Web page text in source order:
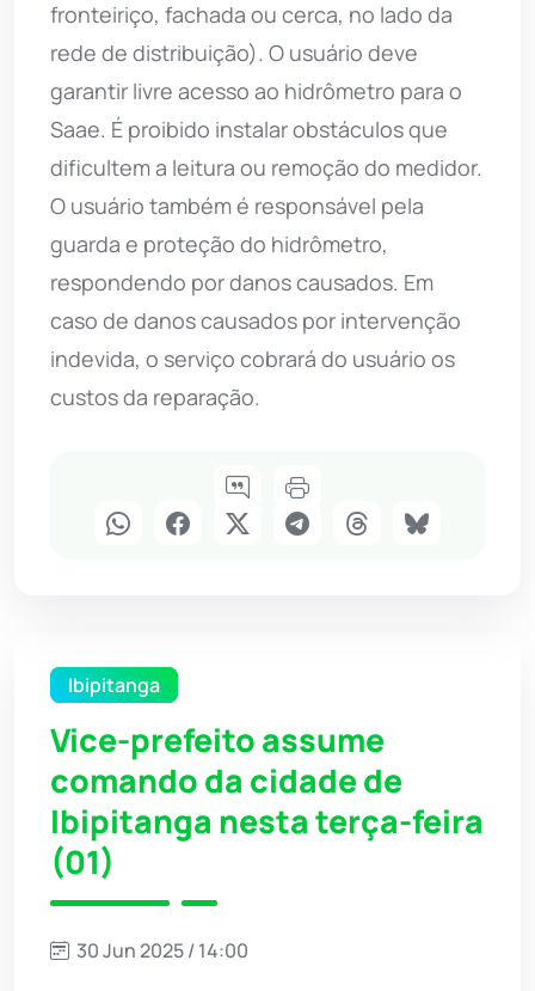
fronteiriço, fachada ou cerca, no lado da
rede de distribuição). O usuário deve
garantir livre acesso ao hidrômetro para o
Saae. É proibido instalar obstáculos que
dificultem a leitura ou remoção do medidor.
O usuário também é responsável pela
guarda e proteção do hidrômetro,
respondendo por danos causados. Em
caso de danos causados por intervenção
indevida, o serviço cobrará do usuário os
custos da reparação.
Ibipitanga
Vice-prefeito assume
comando da cidade de
Ibipitanga nesta terça-feira
(01)
30 Jun 2025 / 14:00